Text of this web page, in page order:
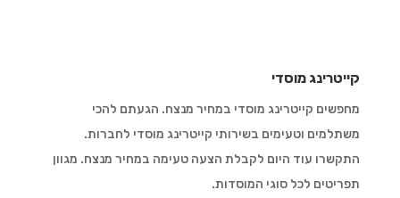
קייטרינג מוסדי
מחפשים קייטרינג מוסדי במחיר מנצח. הגעתם להכי
משתלמים וטעימים בשירותי קייטרינג מוסדי לחברות.
התקשרו עוד היום לקבלת הצעה טעימה במחיר מנצח. מגוון
תפריטים לכל סוגי המוסדות.